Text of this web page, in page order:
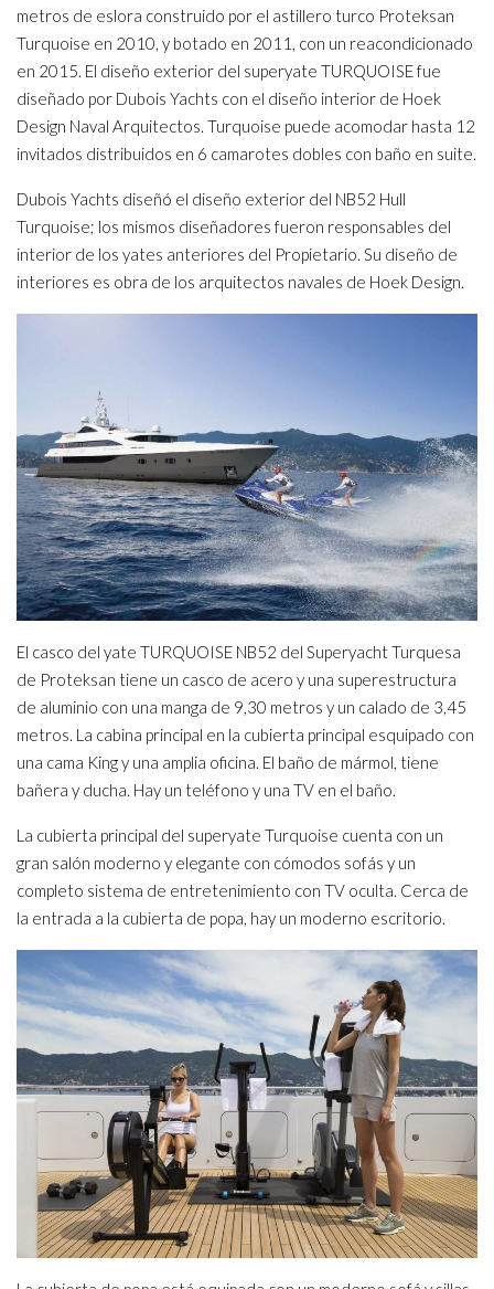
metros de eslora construido por el astillero turco Proteksan
Turquoise en 2010, y botado en 2011, con un reacondicionado
en 2015. El diseño exterior del superyate TURQUOISE fue
diseñado por Dubois Yachts con el diseño interior de Hoek
Design Naval Arquitectos. Turquoise puede acomodar hasta 12
invitados distribuidos en 6 camarotes dobles con baño en suite.
Dubois Yachts diseñó el diseño exterior del NB52 Hull
Turquoise; los mismos diseñadores fueron responsables del
interior de los yates anteriores del Propietario. Su diseño de
interiores es obra de los arquitectos navales de Hoek Design.
El casco del yate TURQUOISE NB52 del Superyacht Turquesa
de Proteksan tiene un casco de acero y una superestructura
de aluminio con una manga de 9,30 metros y un calado de 3,45
metros. La cabina principal en la cubierta principal esquipado con
una cama King y una amplia oficina. El baño de mármol, tiene
bañera y ducha. Hay un teléfono y una TV en el baño.
La cubierta principal del superyate Turquoise cuenta con un
gran salón moderno y elegante con cómodos sofás y un
completo sistema de entretenimiento con TV oculta. Cerca de
la entrada a la cubierta de popa, hay un moderno escritorio.